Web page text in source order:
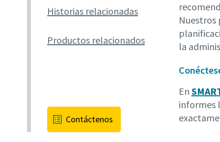
Historias relacionadas
Productos relacionados
Contáctenos
Nuestros
la
En
informes